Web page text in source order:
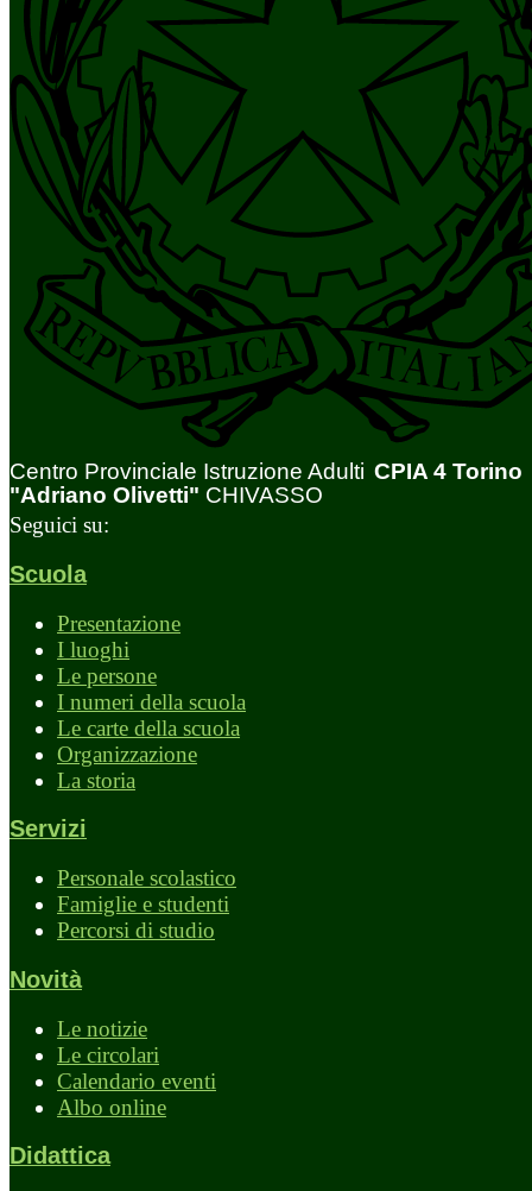
Centro Provinciale Istruzione Adulti CPIA 4 Torino
"Adriano Olivetti" CHIVASSO
Seguici su:
Scuola
Presentazione
I luoghi
Le persone
I numeri della scuola
Le carte della scuola
Organizzazione
La storia
Servizi
Personale scolastico
Famiglie e studenti
Percorsi di studio
Novità
Le notizie
Le circolari
Calendario eventi
Albo online
Didattica